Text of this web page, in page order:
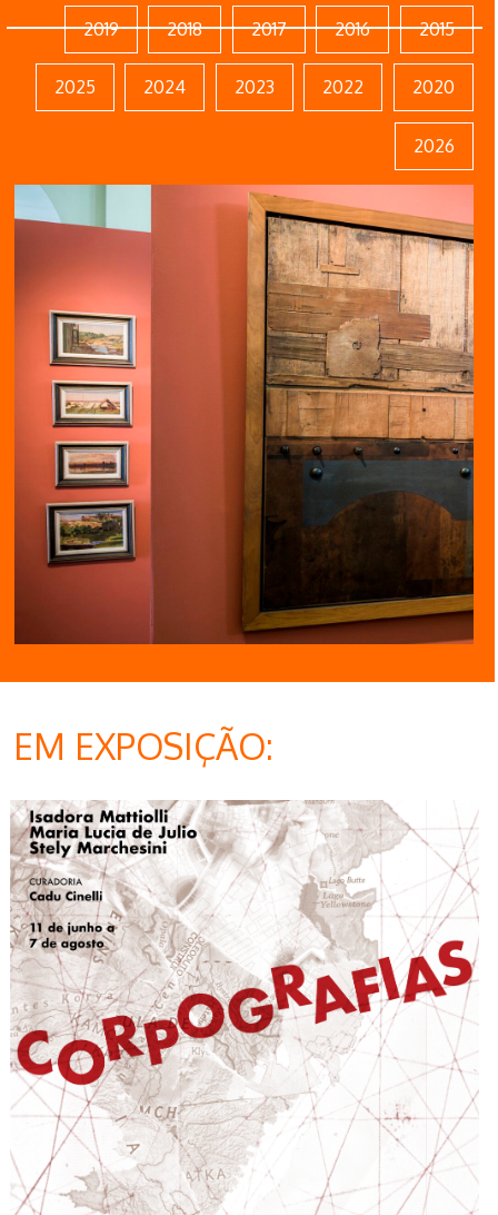
2015
2016
2017
2018
2019
2020
2022
2023
2024
2025
2026
EM EXPOSIÇÃO: